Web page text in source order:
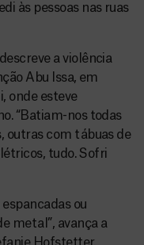
às pessoas nas ruas
descreve a violência
Abu Issa, em
onde esteve
“Batiam-nos todas
outras com tábuas de
tudo. Sofri
ou
metal”, avança a